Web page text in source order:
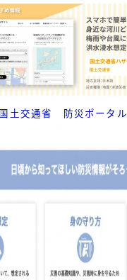
国土交通省 防災ポータル